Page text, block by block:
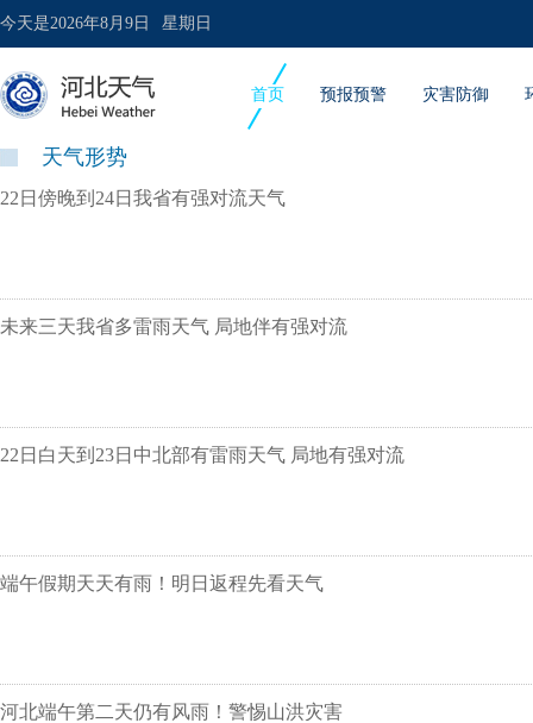
今天是2026年8月9日 星期日
首页 预报预警 灾害防御
天气形势
22日傍晚到24日我省有强对流天气
未来三天我省多雷雨天气 局地伴有强对流
22日白天到23日中北部有雷雨天气 局地有强对流
端午假期天天有雨！明日返程先看天气
河北端午第二天仍有风雨！警惕山洪灾害